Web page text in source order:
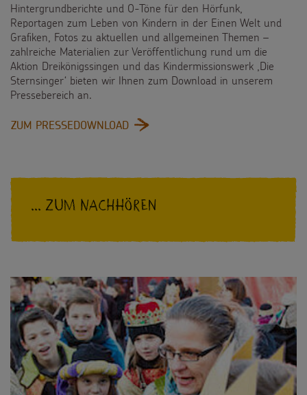
DIE
KINDER
IN
DEN
PROJEKTEN"
Hintergrundberichte und O-Töne für den Hörfunk,
Reportagen zum Leben von Kindern in der Einen Welt und
Grafiken, Fotos zu aktuellen und allgemeinen Themen –
zahlreiche Materialien zur Veröffentlichung rund um die
Aktion Dreikönigssingen und das Kindermissionswerk ,Die
Sternsinger‘ bieten wir Ihnen zum Download in unserem
Pressebereich an.
ZUM PRESSEDOWNLOAD:
... zum Nachhören